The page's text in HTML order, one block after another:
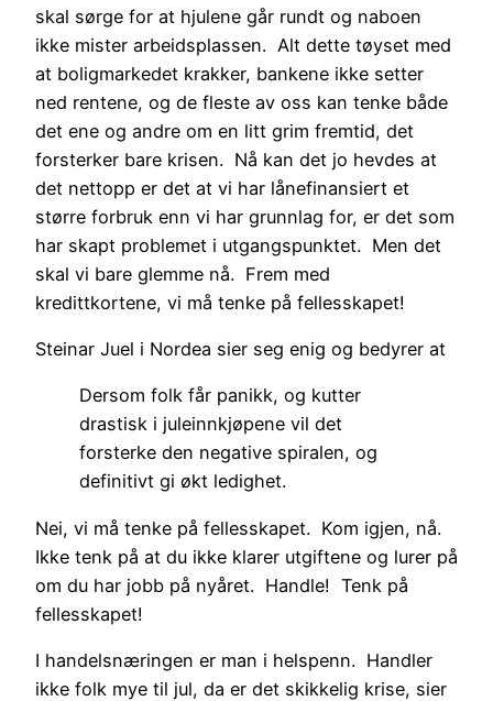
skal sørge for at hjulene går rundt og naboen
ikke mister arbeidsplassen. Alt dette tøyset med
at boligmarkedet krakker, bankene ikke setter
ned rentene, og de fleste av oss kan tenke både
det ene og andre om en litt grim fremtid, det
forsterker bare krisen. Nå kan det jo hevdes at
det nettopp er det at vi har lånefinansiert et
større forbruk enn vi har grunnlag for, er det som
har skapt problemet i utgangspunktet. Men det
skal vi bare glemme nå. Frem med
kredittkortene, vi må tenke på fellesskapet!
Steinar Juel i Nordea sier seg enig og bedyrer at
Dersom folk får panikk, og kutter
drastisk i juleinnkjøpene vil det
forsterke den negative spiralen, og
definitivt gi økt ledighet.
Nei, vi må tenke på fellesskapet. Kom igjen, nå.
Ikke tenk på at du ikke klarer utgiftene og lurer på
om du har jobb på nyåret. Handle! Tenk på
fellesskapet!
I handelsnæringen er man i helspenn. Handler
ikke folk mye til jul, da er det skikkelig krise, sier